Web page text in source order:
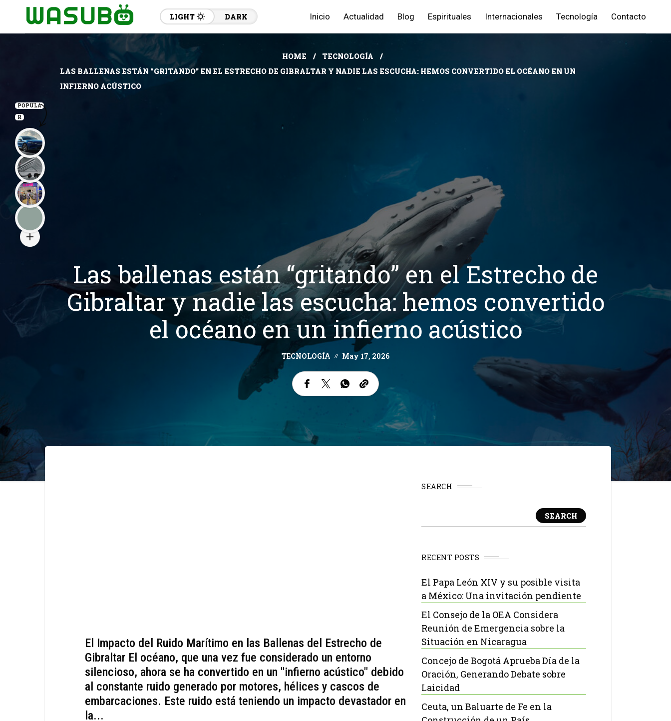
LIGHT DARK Inicio Actualidad Blog Espirituales Internacionales Tecnología Contacto
HOME
TECNOLOGÍA
LAS BALLENAS ESTÁN “GRITANDO” EN EL ESTRECHO DE GIBRALTAR Y NADIE LAS ESCUCHA: HEMOS CONVERTIDO EL OCÉANO EN UN
INFIERNO ACÚSTICO
Las ballenas están “gritando” en el Estrecho de
Gibraltar y nadie las escucha: hemos convertido
el océano en un infierno acústico
TECNOLOGÍA May 17, 2026
El Impacto del Ruido Marítimo en las Ballenas del Estrecho de
Gibraltar El océano, que una vez fue considerado un entorno
silencioso, ahora se ha convertido en un "infierno acústico" debido
al constante ruido generado por motores, hélices y cascos de
embarcaciones. Este ruido está teniendo un impacto devastador en
la...
SEARCH
SEARCH
RECENT POSTS
El Papa León XIV y su posible visita
a México: Una invitación pendiente
El Consejo de la OEA Considera
Reunión de Emergencia sobre la
Situación en Nicaragua
Concejo de Bogotá Aprueba Día de la
Oración, Generando Debate sobre
Laicidad
Ceuta, un Baluarte de Fe en la
POPULA
R